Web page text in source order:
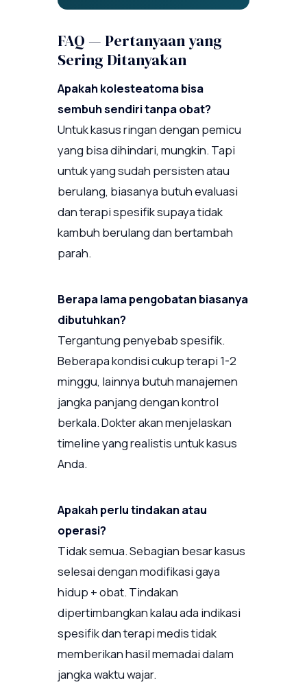
FAQ — Pertanyaan yang
Sering Ditanyakan
Apakah kolesteatoma bisa
sembuh sendiri tanpa obat?
Untuk kasus ringan dengan pemicu
yang bisa dihindari, mungkin. Tapi
untuk yang sudah persisten atau
berulang, biasanya butuh evaluasi
dan terapi spesifik supaya tidak
kambuh berulang dan bertambah
parah.
Berapa lama pengobatan biasanya
dibutuhkan?
Tergantung penyebab spesifik.
Beberapa kondisi cukup terapi 1-2
minggu, lainnya butuh manajemen
jangka panjang dengan kontrol
berkala. Dokter akan menjelaskan
timeline yang realistis untuk kasus
Anda.
Apakah perlu tindakan atau
operasi?
Tidak semua. Sebagian besar kasus
selesai dengan modifikasi gaya
hidup + obat. Tindakan
dipertimbangkan kalau ada indikasi
spesifik dan terapi medis tidak
memberikan hasil memadai dalam
jangka waktu wajar.